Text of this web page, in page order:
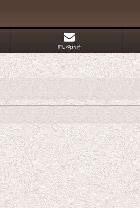
問い合わせ